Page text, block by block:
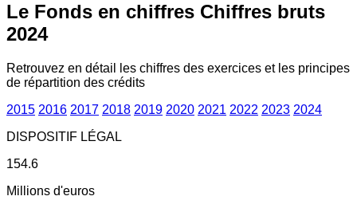
Le Fonds en chiffres Chiffres bruts
2024
Retrouvez en détail les chiffres des exercices et les principes
de répartition des crédits
2015 2016 2017 2018 2019 2020 2021 2022 2023 2024
DISPOSITIF LÉGAL
154.6
Millions d'euros